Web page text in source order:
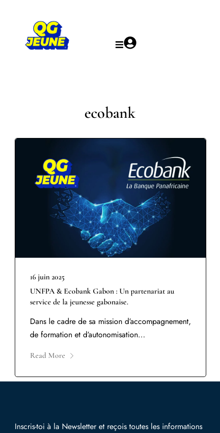
ecobank
16 juin 2025
UNFPA & Ecobank Gabon : Un partenariat au
service de la jeunesse gabonaise.
Dans le cadre de sa mission d’accompagnement,
de formation et d’autonomisation...
Read More
Inscris-toi à la Newsletter et reçois toutes les informations